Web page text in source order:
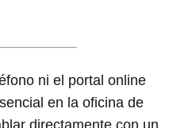
ni el portal online
en la oficina de
directamente con un